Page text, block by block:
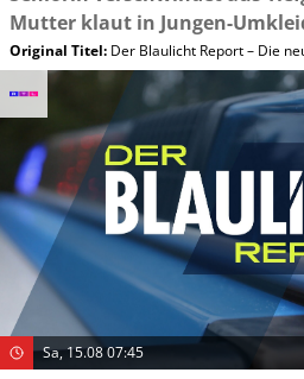
Mutter klaut in Jungen-
Original Titel: Der Blaulicht Report – Die
Sa, 15.08 07:45